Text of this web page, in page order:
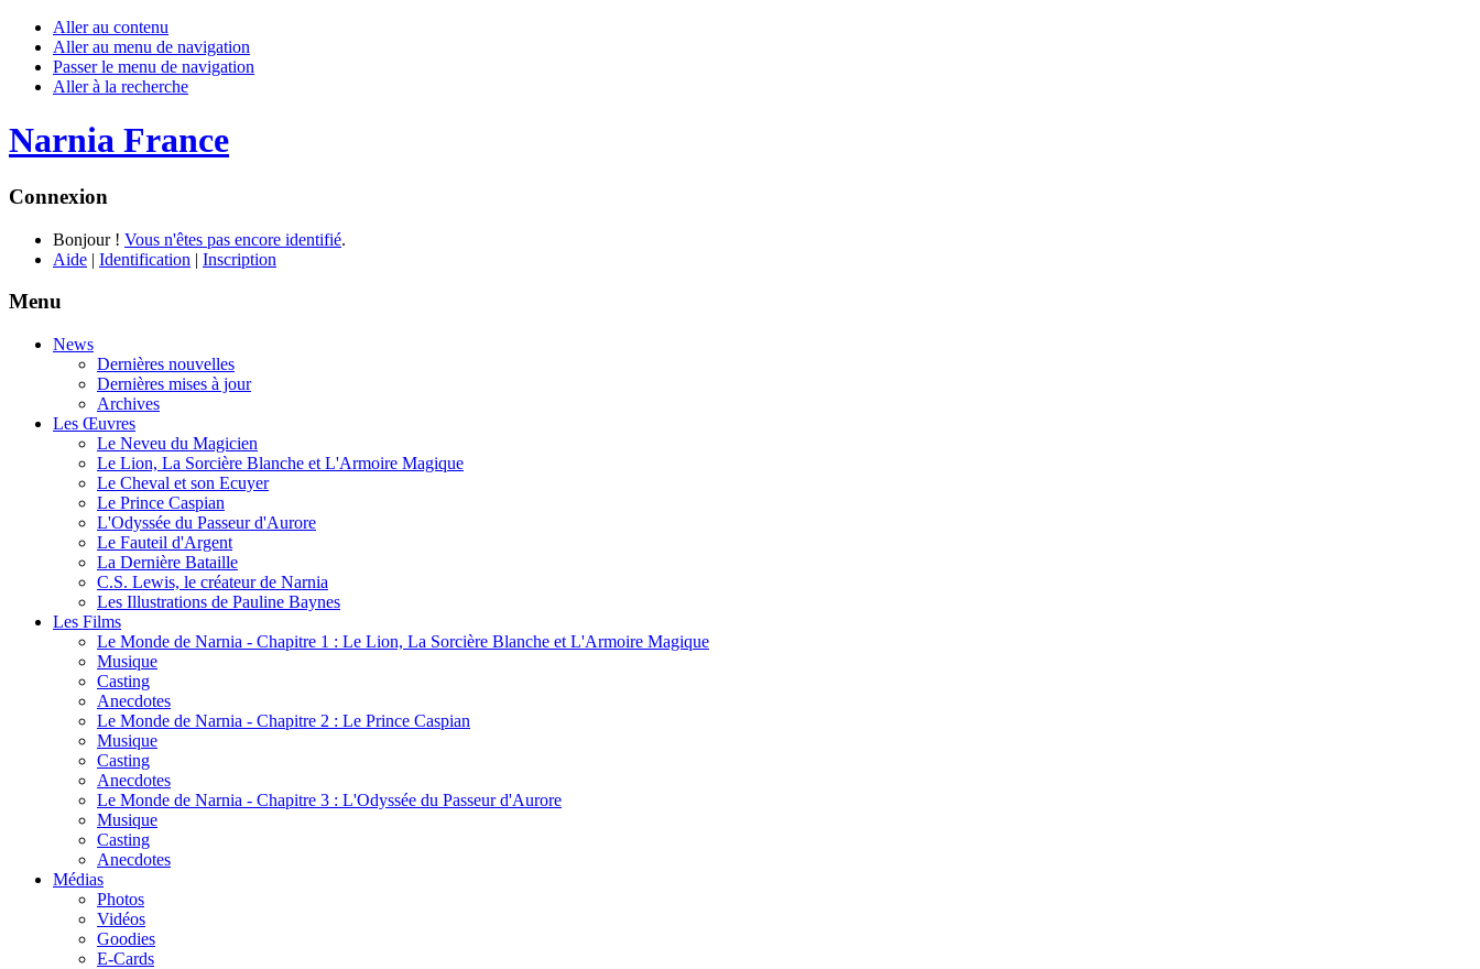
Aller au contenu
Aller au menu de navigation
Passer le menu de navigation
Aller à la recherche
Narnia France
Connexion
Bonjour ! Vous n'êtes pas encore identifié.
Aide | Identification | Inscription
Menu
News
Dernières nouvelles
Dernières mises à jour
Archives
Les Œuvres
Le Neveu du Magicien
Le Lion, La Sorcière Blanche et L'Armoire Magique
Le Cheval et son Ecuyer
Le Prince Caspian
L'Odyssée du Passeur d'Aurore
Le Fauteil d'Argent
La Dernière Bataille
C.S. Lewis, le créateur de Narnia
Les Illustrations de Pauline Baynes
Les Films
Le Monde de Narnia - Chapitre 1 : Le Lion, La Sorcière Blanche et L'Armoire Magique
Musique
Casting
Anecdotes
Le Monde de Narnia - Chapitre 2 : Le Prince Caspian
Musique
Casting
Anecdotes
Le Monde de Narnia - Chapitre 3 : L'Odyssée du Passeur d'Aurore
Musique
Casting
Anecdotes
Médias
Photos
Vidéos
Goodies
E-Cards